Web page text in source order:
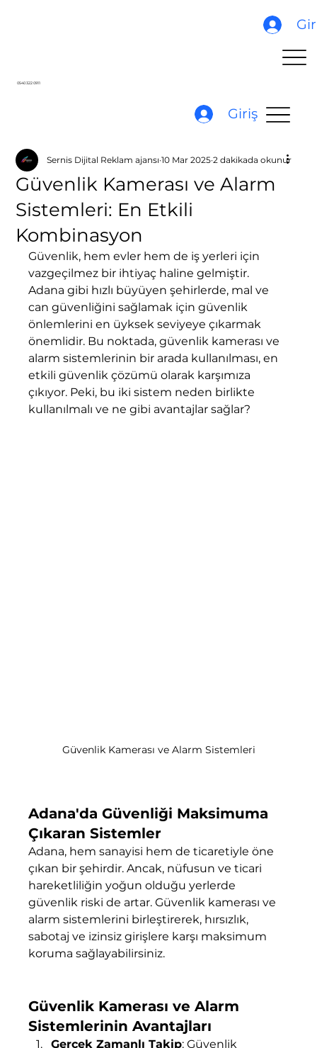
Giriş
0540 322 0911
Güvenlik Kamerası ve Alarm
Sistemleri: En Etkili
Kombinasyon
Sernis Dijital Reklam ajansı 10 Mar 2025 2 dakikada okunur
Güvenlik, hem evler hem de iş yerleri için
vazgeçilmez bir ihtiyaç haline gelmiştir.
Adana gibi hızlı büyüyen şehirlerde, mal ve
can güvenliğini sağlamak için güvenlik
önlemlerini en üyksek seviyeye çıkarmak
önemlidir. Bu noktada, güvenlik kamerası ve
alarm sistemlerinin bir arada kullanılması, en
etkili güvenlik çözümü olarak karşımıza
çıkıyor. Peki, bu iki sistem neden birlikte
kullanılmalı ve ne gibi avantajlar sağlar?
Güvenlik Kamerası ve Alarm Sistemleri
Adana'da Güvenliği Maksimuma
Çıkaran Sistemler
Adana, hem sanayisi hem de ticaretiyle öne
çıkan bir şehirdir. Ancak, nüfusun ve ticari
hareketliliğin yoğun olduğu yerlerde
güvenlik riski de artar. Güvenlik kamerası ve
alarm sistemlerini birleştirerek, hırsızlık,
sabotaj ve izinsiz girişlere karşı maksimum
koruma sağlayabilirsiniz.
Güvenlik Kamerası ve Alarm
Sistemlerinin Avantajları
Gerçek Zamanlı Takip: Güvenlik